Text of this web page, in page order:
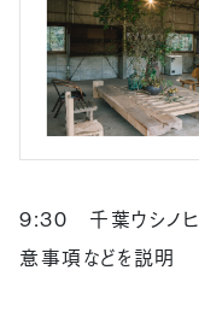
9:30 千葉ウシノヒ
意事項などを説明